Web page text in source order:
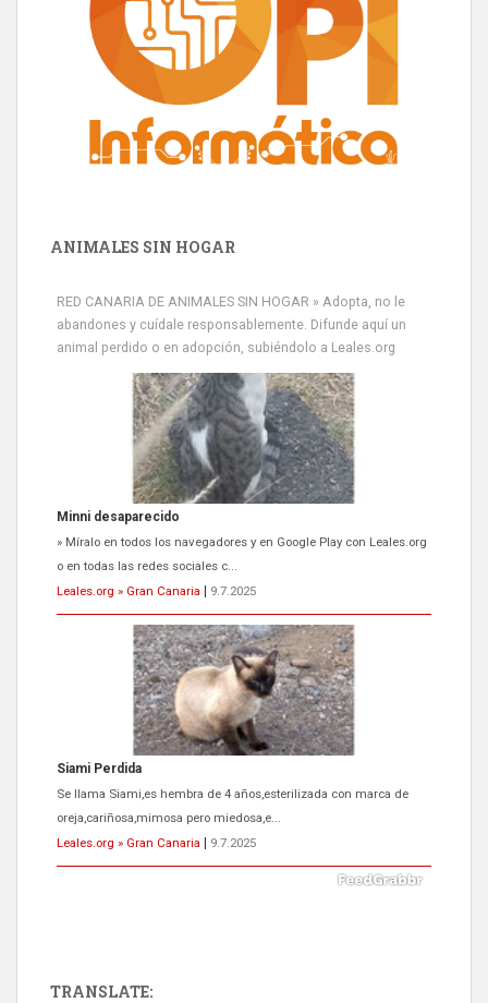
ANIMALES SIN HOGAR
RED CANARIA DE ANIMALES SIN HOGAR » Adopta, no le
abandones y cuídale responsablemente. Difunde aquí un
animal perdido o en adopción, subiéndolo a Leales.org
Siami Perdida
Se llama Siami,es hembra de 4 años,esterilizada con marca de
oreja,cariñosa,mimosa pero miedosa,e...
Leales.org » Gran Canaria
9.7.2025
ADOPCIÓN URGENTE GATA TEROR GRAN CANARIA
El ayuntamiento se va a llevar a Los Gatos callejeros de la zona los
próximos días, ella incluida...
Leales.org » Gran Canaria
9.7.2025
TRANSLATE: